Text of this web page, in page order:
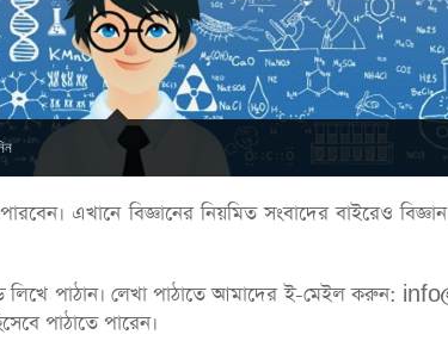
এখানে বিজ্ঞানের নিয়মিত সংবাদের বাইরেও
লিখে পাঠান। লেখা পাঠাতে আমাদের ই-মেইল করুন:
পাঠাতে পারেন।